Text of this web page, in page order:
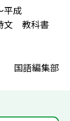
平成
文 教科書
国語編集部